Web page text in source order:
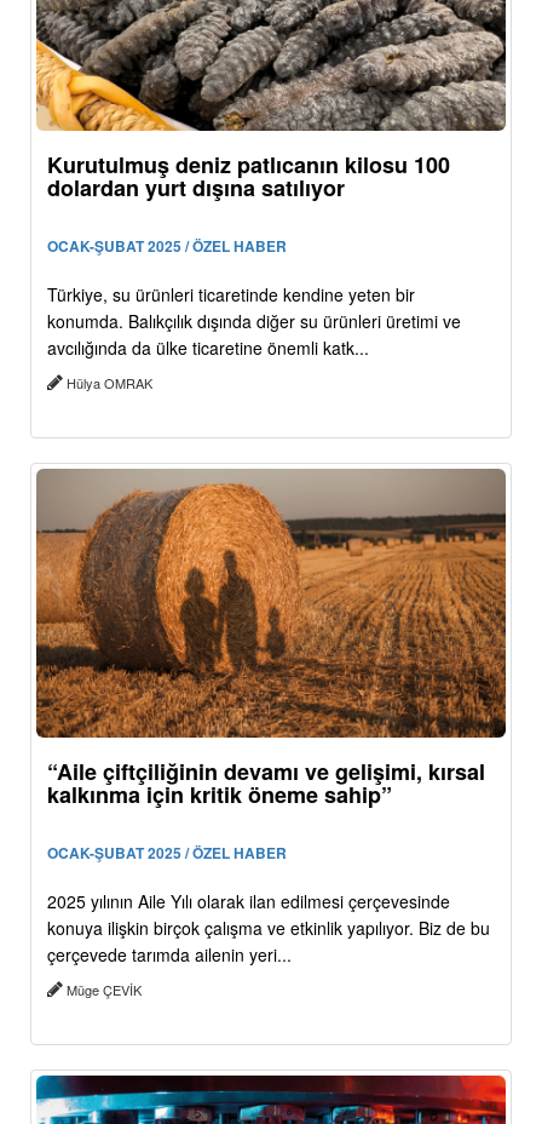
Kurutulmuş deniz patlıcanın kilosu 100
dolardan yurt dışına satılıyor
OCAK-ŞUBAT 2025 / ÖZEL HABER
Türkiye, su ürünleri ticaretinde kendine yeten bir
konumda. Balıkçılık dışında diğer su ürünleri üretimi ve
avcılığında da ülke ticaretine önemli katk...
Hülya OMRAK
“Aile çiftçiliğinin devamı ve gelişimi, kırsal
kalkınma için kritik öneme sahip”
OCAK-ŞUBAT 2025 / ÖZEL HABER
2025 yılının Aile Yılı olarak ilan edilmesi çerçevesinde
konuya ilişkin birçok çalışma ve etkinlik yapılıyor. Biz de bu
çerçevede tarımda ailenin yeri...
Müge ÇEVİK